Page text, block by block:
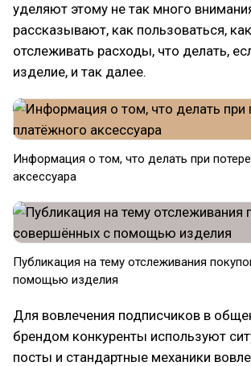
уделяют этому не так много
рассказывают, как пользоваться, как
отслеживать расходы, что делать,
изделие, и так далее.
Информация о том, что делать при
аксессуара
Публикация на тему отслеживания
помощью изделия
Для вовлечения подписчиков в
брендом конкуренты используют
посты и стандартные механики